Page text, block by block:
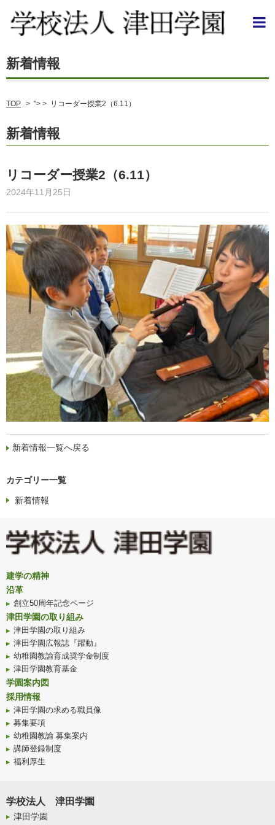
TOP > "> > リコーダー授業2（6.11）
新着情報
リコーダー授業2（6.11）
2024年11月25日
新着情報一覧へ戻る
カテゴリー一覧
新着情報
建学の精神
沿革
創立50周年記念ページ
津田学園の取り組み
津田学園の取り組み
津田学園広報誌『躍動』
幼稚園教諭育成奨学金制度
津田学園教育基金
学園案内図
採用情報
津田学園の求める職員像
募集要項
幼稚園教諭 募集案内
講師登録制度
福利厚生
学校法人 津田学園
津田学園